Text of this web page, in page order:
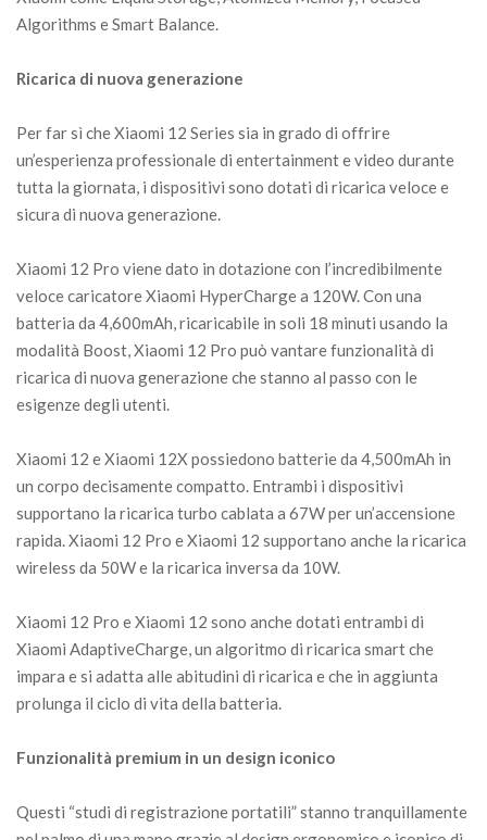
Algorithms e Smart Balance.
Ricarica di nuova generazione
Per far sì che Xiaomi 12 Series sia in grado di offrire
un’esperienza professionale di entertainment e video durante
tutta la giornata, i dispositivi sono dotati di ricarica veloce e
sicura di nuova generazione.
Xiaomi 12 Pro viene dato in dotazione con l’incredibilmente
veloce caricatore Xiaomi HyperCharge a 120W. Con una
batteria da 4,600mAh, ricaricabile in soli 18 minuti usando la
modalità Boost, Xiaomi 12 Pro può vantare funzionalità di
ricarica di nuova generazione che stanno al passo con le
esigenze degli utenti.
Xiaomi 12 e Xiaomi 12X possiedono batterie da 4,500mAh in
un corpo decisamente compatto. Entrambi i dispositivi
supportano la ricarica turbo cablata a 67W per un’accensione
rapida. Xiaomi 12 Pro e Xiaomi 12 supportano anche la ricarica
wireless da 50W e la ricarica inversa da 10W.
Xiaomi 12 Pro e Xiaomi 12 sono anche dotati entrambi di
Xiaomi AdaptiveCharge, un algoritmo di ricarica smart che
impara e si adatta alle abitudini di ricarica e che in aggiunta
prolunga il ciclo di vita della batteria.
Funzionalità premium in un design iconico
Questi “studi di registrazione portatili” stanno tranquillamente